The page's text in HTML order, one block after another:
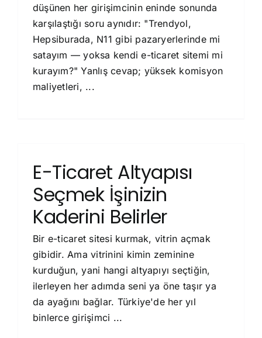
düşünen her girişimcinin eninde sonunda
karşılaştığı soru aynıdır: "Trendyol,
Hepsiburada, N11 gibi pazaryerlerinde mi
satayım — yoksa kendi e-ticaret sitemi mi
kurayım?" Yanlış cevap; yüksek komisyon
maliyetleri, ...
E-Ticaret Altyapısı
Seçmek İşinizin
Kaderini Belirler
Bir e-ticaret sitesi kurmak, vitrin açmak
gibidir. Ama vitrinini kimin zeminine
kurduğun, yani hangi altyapıyı seçtiğin,
ilerleyen her adımda seni ya öne taşır ya
da ayağını bağlar. Türkiye'de her yıl
binlerce girişimci ...